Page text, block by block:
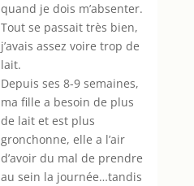
quand je dois m’absenter.
Tout se passait très bien,
j’avais assez voire trop de
lait.
Depuis ses 8-9 semaines,
ma fille a besoin de plus
de lait et est plus
gronchonne, elle a l’air
d’avoir du mal de prendre
au sein la journée…tandis